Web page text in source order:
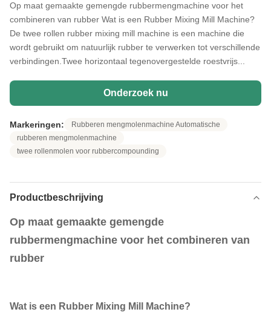
Op maat gemaakte gemengde rubbermengmachine voor het
combineren van rubber Wat is een Rubber Mixing Mill Machine?
De twee rollen rubber mixing mill machine is een machine die
wordt gebruikt om natuurlijk rubber te verwerken tot verschillende
verbindingen.Twee horizontaal tegenovergestelde roestvrijs...
Onderzoek nu
Markeringen:
Rubberen mengmolenmachine Automatische
rubberen mengmolenmachine
twee rollenmolen voor rubbercompounding
Productbeschrijving
Op maat gemaakte gemengde
rubbermengmachine voor het combineren van
rubber
Wat is een Rubber Mixing Mill Machine?